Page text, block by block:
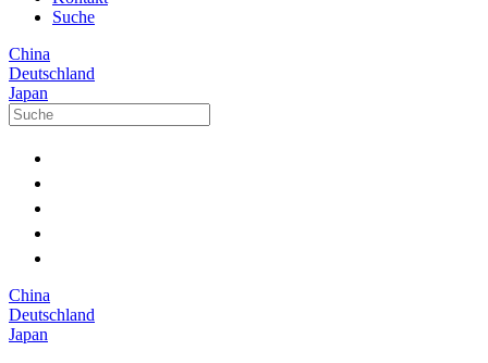
Suche
China
Deutschland
Japan
China
Deutschland
Japan